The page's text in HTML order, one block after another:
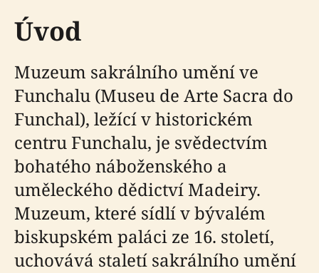
Úvod
Muzeum sakrálního umění ve
Funchalu (Museu de Arte Sacra do
Funchal), ležící v historickém
centru Funchalu, je svědectvím
bohatého náboženského a
uměleckého dědictví Madeiry.
Muzeum, které sídlí v bývalém
biskupském paláci ze 16. století,
uchovává staletí sakrálního umění